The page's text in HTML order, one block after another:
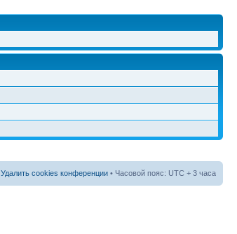
Удалить cookies конференции • Часовой пояс: UTC + 3 часа